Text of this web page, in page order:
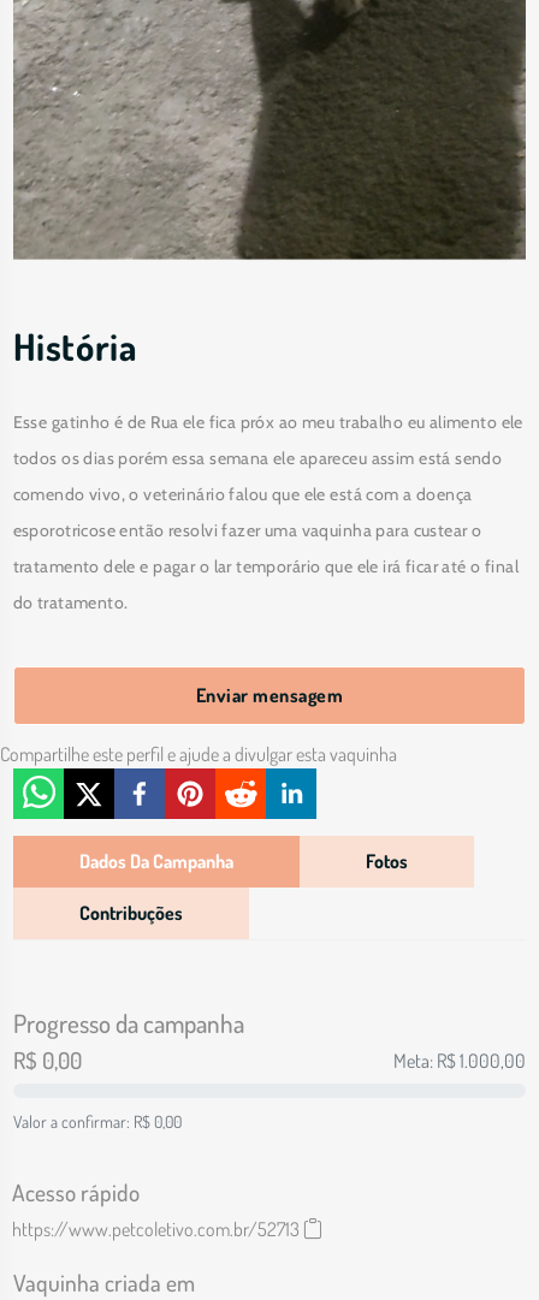
História
Esse gatinho é de Rua ele fica próx ao meu trabalho eu alimento ele
todos os dias porém essa semana ele apareceu assim está sendo
comendo vivo, o veterinário falou que ele está com a doença
esporotricose então resolvi fazer uma vaquinha para custear o
tratamento dele e pagar o lar temporário que ele irá ficar até o final
do tratamento.
Enviar mensagem
Compartilhe este perfil e ajude a divulgar esta vaquinha
Dados Da Campanha Fotos
Contribuções
Progresso da campanha
R$ 0,00 Meta: R$1.000,00
Valor a confirmar: R$0,00
Acesso rápido
https://www.petcoletivo.com.br/52713
Vaquinha criada em